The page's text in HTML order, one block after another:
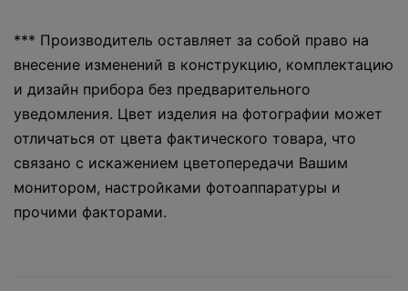
*** Производитель оставляет за собой право на
внесение изменений в конструкцию, комплектацию
и дизайн прибора без предварительного
уведомления. Цвет изделия на фотографии может
отличаться от цвета фактического товара, что
связано с искажением цветопередачи Вашим
монитором, настройками фотоаппаратуры и
прочими факторами.